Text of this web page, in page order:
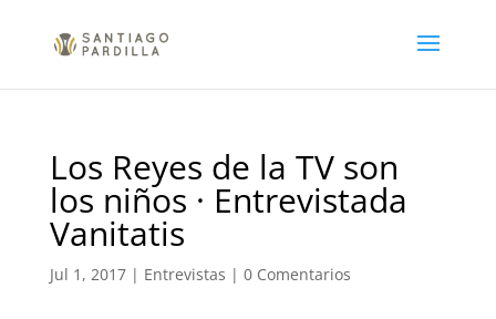
Los Reyes de la TV son
los niños · Entrevistada
Vanitatis
Jul 1, 2017| Entrevistas | 0 Comentarios